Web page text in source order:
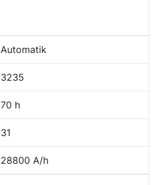
Automatik
3235
70 h
31
28800 A/h